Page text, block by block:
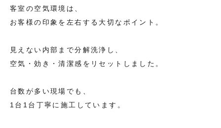
客室の空気環境は、
お客様の印象を左右する大切なポイント。
見えない内部まで分解洗浄し、
空気・効き・清潔感をリセットしました。
台数が多い現場でも、
1台1台丁寧に施工しています。